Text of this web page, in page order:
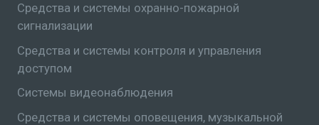
Средства и системы охранно-пожарной
сигнализации
Средства и системы контроля и управления
доступом
Системы видеонаблюдения
Средства и системы оповещения, музыкальной